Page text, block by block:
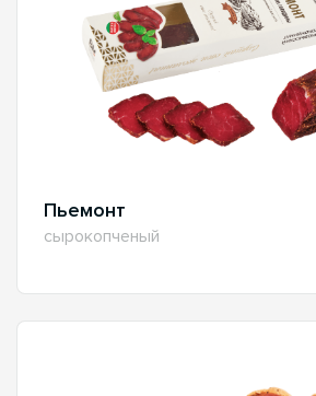
Пьемонт
сырокопченый